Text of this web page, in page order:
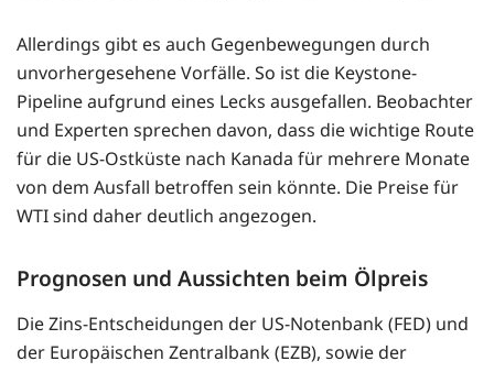
Allerdings gibt es auch Gegenbewegungen durch
unvorhergesehene Vorfälle. So ist die Keystone-
Pipeline aufgrund eines Lecks ausgefallen. Beobachter
und Experten sprechen davon, dass die wichtige Route
für die US-Ostküste nach Kanada für mehrere Monate
von dem Ausfall betroffen sein könnte. Die Preise für
WTI sind daher deutlich angezogen.
Prognosen und Aussichten beim Ölpreis
Die Zins-Entscheidungen der US-Notenbank (FED) und
der Europäischen Zentralbank (EZB), sowie der